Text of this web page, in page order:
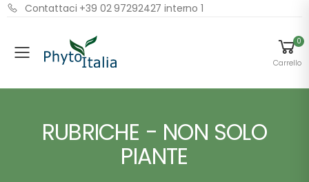
Contattaci +39 02 97292427 interno 1
Menu
0
Carrello
RUBRICHE - NON SOLO
PIANTE